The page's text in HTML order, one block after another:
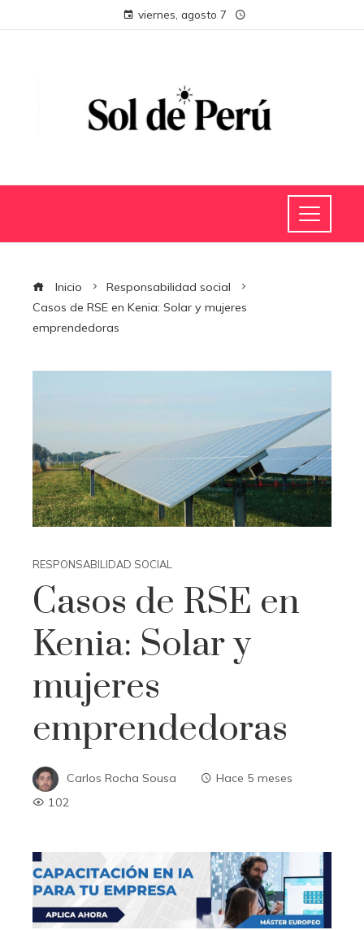
viernes, agosto 7
Inicio
Responsabilidad social
Casos de RSE en Kenia: Solar y mujeres
emprendedoras
RESPONSABILIDAD SOCIAL
Casos de RSE en
Kenia: Solar y
mujeres
emprendedoras
Carlos Rocha Sousa
Hace 5 meses
102